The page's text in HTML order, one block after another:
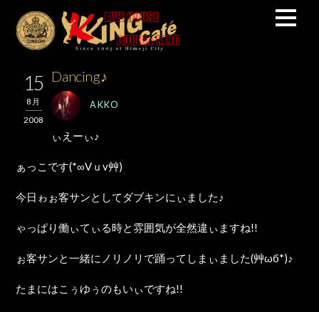
15
8月
2008
Dancing♪
AKKO
ぃえーぃ♪
ぁっこです(*∞Vｕv艸)
今日ゎぉ客サンとしてダブキンにぃました♪
ゃっぱり働ぃてぃる時と雰囲気が全然違ぃますね!!
ぉ客サンと一緒にノリノリで踊ってしまぃました(艸ωб*)♪
たまにはこぅゆぅのもいぃですね!!